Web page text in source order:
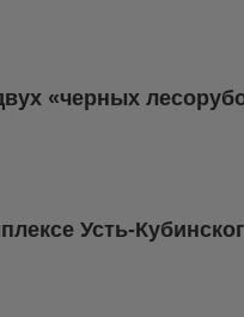
«черных
Усть-